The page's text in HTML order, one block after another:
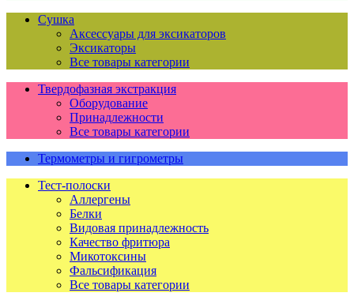
Сушка
Аксессуары для эксикаторов
Эксикаторы
Все товары категории
Твердофазная экстракция
Оборудование
Принадлежности
Все товары категории
Термометры и гигрометры
Тест-полоски
Аллергены
Белки
Видовая принадлежность
Качество фритюра
Микотоксины
Фальсификация
Все товары категории